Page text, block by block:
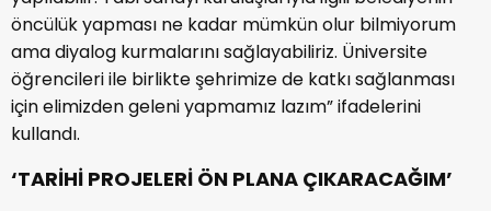
öncülük yapması ne kadar mümkün olur bilmiyorum
ama diyalog kurmalarını sağlayabiliriz. Üniversite
öğrencileri ile birlikte şehrimize de katkı sağlanması
için elimizden geleni yapmamız lazım” ifadelerini
kullandı.
‘TARİHİ PROJELERİ ÖN PLANA ÇIKARACAĞIM’